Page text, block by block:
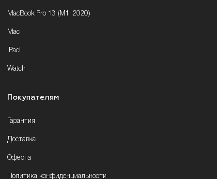
MacBook Pro 13 (M1, 2020)
Mac
iPad
Watch
Покупателям
Гарантия
Доставка
Оферта
Политика конфиденциальности